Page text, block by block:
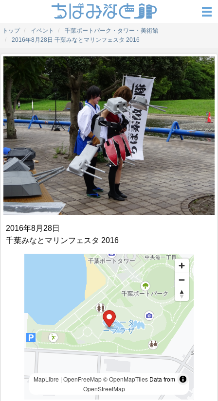
トップ イベント
千葉ポートパーク・タワー・美術館
2016年8月28日 千葉みなとマリンフェスタ 2016
2016年8月28日
千葉みなとマリンフェスタ 2016
MapLibre | OpenFreeMap © OpenMapTilesData from
OpenStreetMap